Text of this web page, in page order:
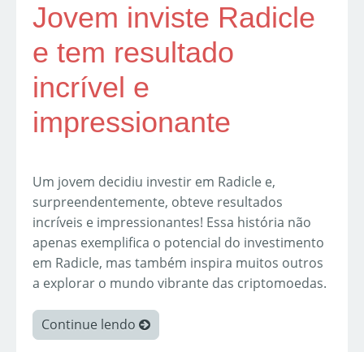
Jovem inviste Radicle
e tem resultado
incrível e
impressionante
Um jovem decidiu investir em Radicle e,
surpreendentemente, obteve resultados
incríveis e impressionantes! Essa história não
apenas exemplifica o potencial do investimento
em Radicle, mas também inspira muitos outros
a explorar o mundo vibrante das criptomoedas.
Continue lendo